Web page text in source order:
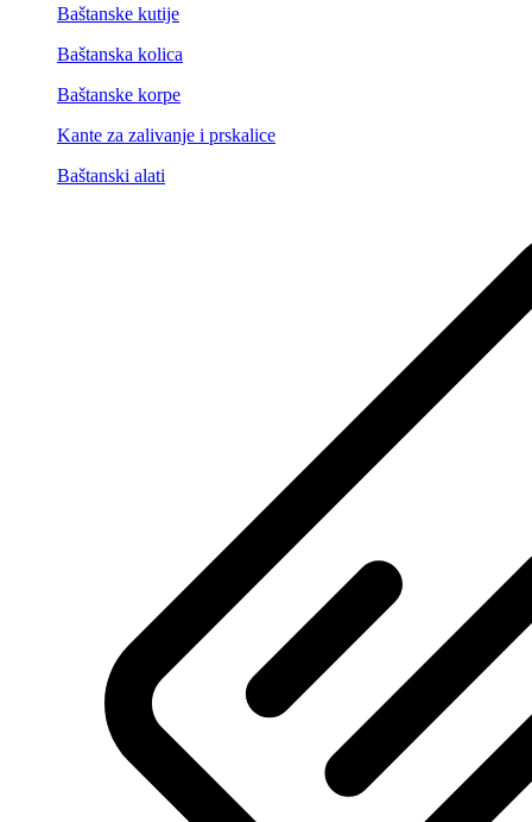
Baštanske kutije
Baštanska kolica
Baštanske korpe
Kante za zalivanje i prskalice
Baštanski alati